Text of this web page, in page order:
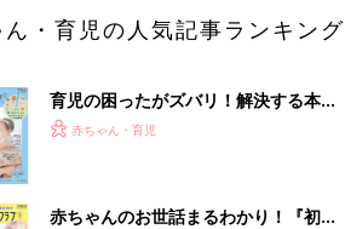
・育児の人気記事ランキング
育児の困ったがズバリ！解決する本
『ひよこクラブ 夏号』 4カ月～2才
赤ちゃん・育児
赤ちゃんのお世話まるわかり！『初め